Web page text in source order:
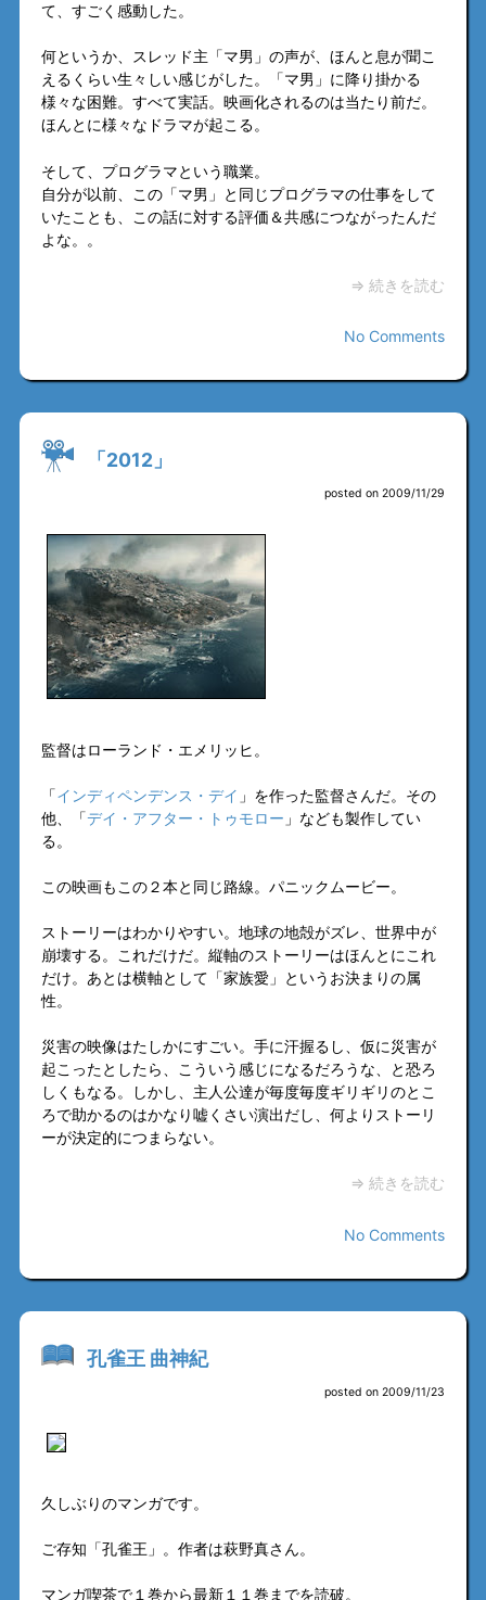
て、すごく感動した。
何というか、スレッド主「マ男」の声が、ほんと息が聞こ
えるくらい生々しい感じがした。「マ男」に降り掛かる
様々な困難。すべて実話。映画化されるのは当たり前だ。
ほんとに様々なドラマが起こる。
そして、プログラマという職業。
自分が以前、この「マ男」と同じプログラマの仕事をして
いたことも、この話に対する評価＆共感につながったんだ
よな。。
⇒ 続きを読む
No Comments
「2012」
posted on 2009/11/29
監督はローランド・エメリッヒ。
「インディペンデンス・デイ 」を作った監督さんだ。その
他、「デイ・アフター・トゥモロー 」なども製作してい
る。
この映画もこの２本と同じ路線。パニックムービー。
ストーリーはわかりやすい。地球の地殻がズレ、世界中が
崩壊する。これだけだ。縦軸のストーリーはほんとにこれ
だけ。あとは横軸として「家族愛」というお決まりの属
性。
災害の映像はたしかにすごい。手に汗握るし、仮に災害が
起こったとしたら、こういう感じになるだろうな、と恐ろ
しくもなる。しかし、主人公達が毎度毎度ギリギリのとこ
ろで助かるのはかなり嘘くさい演出だし、何よりストーリ
ーが決定的につまらない。
⇒ 続きを読む
No Comments
孔雀王 曲神紀
posted on 2009/11/23
久しぶりのマンガです。
ご存知「孔雀王」。作者は萩野真さん。
マンガ喫茶で１巻から最新１１巻までを読破。